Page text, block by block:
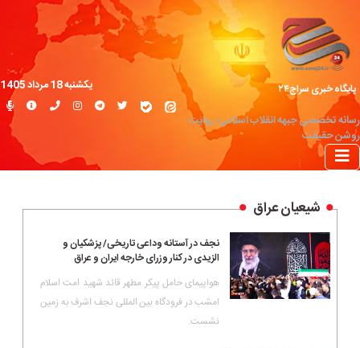
پایگاه خبری سراج۲۴
رسانه تخصصی جبهه انقلاب اسلامی؛ روایت
روشن حقیقت
یکشنبه 18 مرداد 1405
شیعیان عراق
نجف در آستانه وداعی تاریخی/ پزشکیان و
الزیدی در کنار وزرای خارجه ایران و عراق
هواپیمای حامل پیکر مطهر قائد شهید امت اسلام
امشب در فرودگاه بین المللی نجف اشرف به زمین
نشست.